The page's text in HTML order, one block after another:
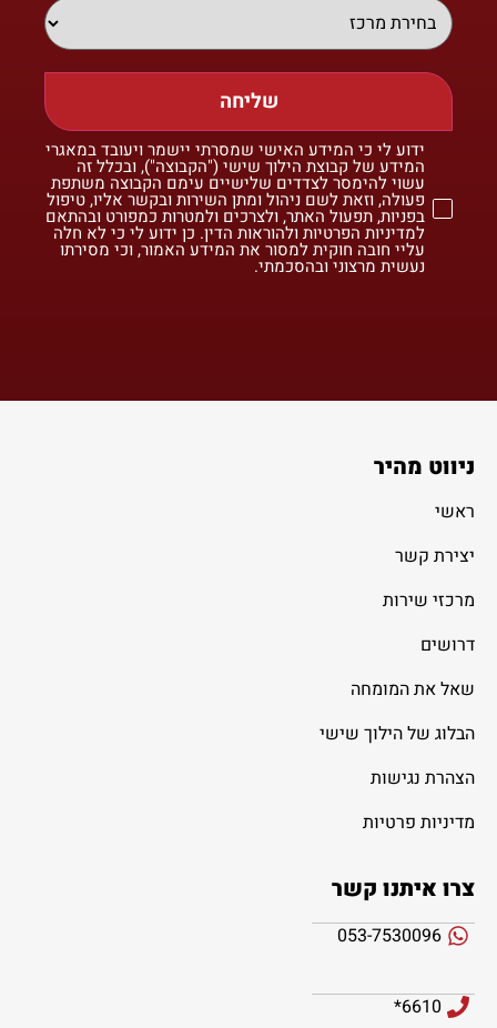
שליחה
ידוע לי כי המידע האישי שמסרתי יישמר ויעובד במאגרי
המידע של קבוצת הילוך שישי ("הקבוצה"), ובכלל זה
עשוי להימסר לצדדים שלישיים עימם הקבוצה משתפת
פעולה, וזאת לשם ניהול ומתן השירות ובקשר אליו, טיפול
בפניות, תפעול האתר, ולצרכים ולמטרות כמפורט ובהתאם
למדיניות הפרטיות ולהוראות הדין. כן ידוע לי כי לא חלה
עליי חובה חוקית למסור את המידע האמור, וכי מסירתו
נעשית מרצוני ובהסכמתי.
ניווט מהיר
ראשי
יצירת קשר
מרכזי שירות
דרושים
שאל את המומחה
הבלוג של הילוך שישי
הצהרת נגישות
מדיניות פרטיות
צרו איתנו קשר
053-7530096
6610*